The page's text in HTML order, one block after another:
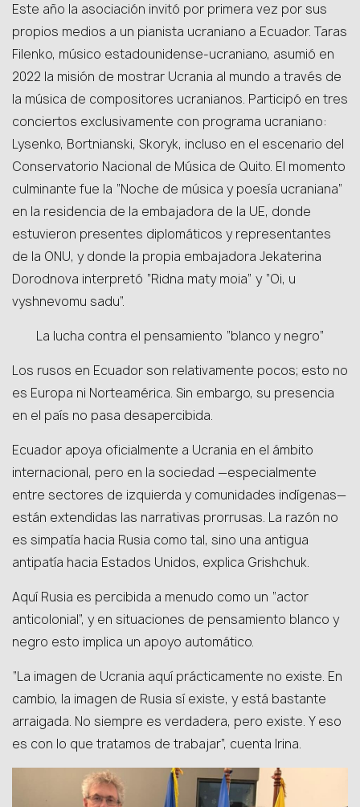
Este año la asociación invitó por primera vez por sus
propios medios a un pianista ucraniano a Ecuador. Taras
Filenko, músico estadounidense-ucraniano, asumió en
2022 la misión de mostrar Ucrania al mundo a través de
la música de compositores ucranianos. Participó en tres
conciertos exclusivamente con programa ucraniano:
Lysenko, Bortnianski, Skoryk, incluso en el escenario del
Conservatorio Nacional de Música de Quito. El momento
culminante fue la “Noche de música y poesía ucraniana”
en la residencia de la embajadora de la UE, donde
estuvieron presentes diplomáticos y representantes
de la ONU, y donde la propia embajadora Jekaterina
Dorodnova interpretó “Ridna maty moia” y “Oi, u
vyshnevomu sadu”.
La lucha contra el pensamiento “blanco y negro”
Los rusos en Ecuador son relativamente pocos; esto no
es Europa ni Norteamérica. Sin embargo, su presencia
en el país no pasa desapercibida.
Ecuador apoya oficialmente a Ucrania en el ámbito
internacional, pero en la sociedad —especialmente
entre sectores de izquierda y comunidades indígenas—
están extendidas las narrativas prorrusas. La razón no
es simpatía hacia Rusia como tal, sino una antigua
antipatía hacia Estados Unidos, explica Grishchuk.
Aquí Rusia es percibida a menudo como un “actor
anticolonial”, y en situaciones de pensamiento blanco y
negro esto implica un apoyo automático.
“La imagen de Ucrania aquí prácticamente no existe. En
cambio, la imagen de Rusia sí existe, y está bastante
arraigada. No siempre es verdadera, pero existe. Y eso
es con lo que tratamos de trabajar”, cuenta Irina.